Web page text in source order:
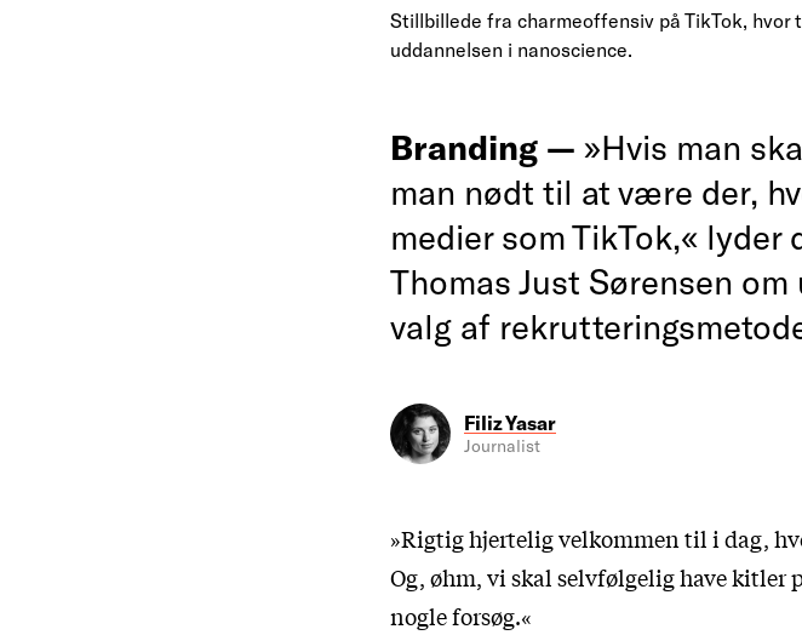
Stillbillede fra charmeoffensiv på TikTok,
uddannelsen i nanoscience.
Branding — »Hvis man
man nødt til at være der,
medier som TikTok,«
Thomas Just Sørensen
valg af
Filiz Yasar
Journalist
»Rigtig hjertelig velkommen til i dag,
Og, øhm, vi skal selvfølgelig have kitler
nogle forsøg.«